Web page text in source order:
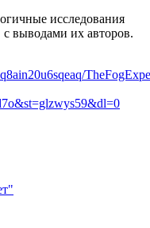
исследования
выводами их авторов.